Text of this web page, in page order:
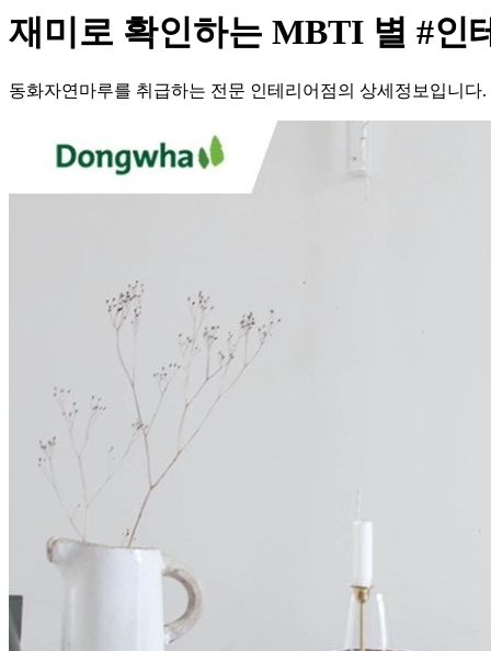
재미로 확인하는 MBTI 별 #인
동화자연마루를 취급하는 전문 인테리어점의 상세정보입니다.